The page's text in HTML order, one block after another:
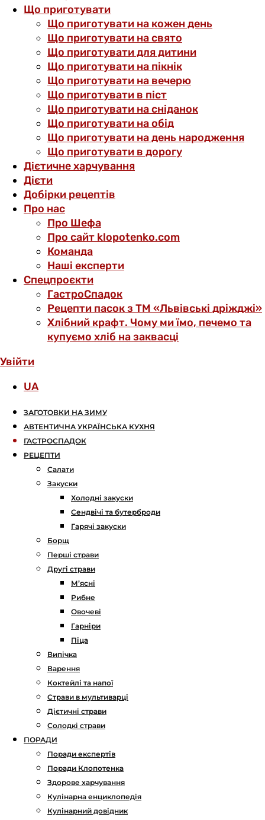
Що приготувати
Що приготувати на кожен день
Що приготувати на свято
Що приготувати для дитини
Що приготувати на пікнік
Що приготувати на вечерю
Що приготувати в піст
Що приготувати на сніданок
Що приготувати на обід
Що приготувати на день народження
Що приготувати в дорогу
Дієтичне харчування
Дієти
Добірки рецептів
Про нас
Про Шефа
Про сайт klopotenko.com
Команда
Наші експерти
Спецпроєкти
ГастроСпадок
Рецепти пасок з ТМ «Львівські дріжджі»
Хлібний крафт. Чому ми їмо, печемо та
купуємо хліб на заквасці
Увійти
UA
ЗАГОТОВКИ НА ЗИМУ
АВТЕНТИЧНА УКРАЇНСЬКА КУХНЯ
ГАСТРОСПАДОК
РЕЦЕПТИ
Салати
Закуски
Холодні закуски
Сендвічі та бутерброди
Гарячі закуски
Борщ
Перші страви
Другі страви
М’ясні
Рибне
Овочеві
Гарніри
Піца
Випічка
Варення
Коктейлі та напої
Страви в мультиварці
Дієтичні страви
Солодкі страви
ПОРАДИ
Поради експертів
Поради Клопотенка
Здорове харчування
Кулінарна енциклопедія
Кулінарний довідник